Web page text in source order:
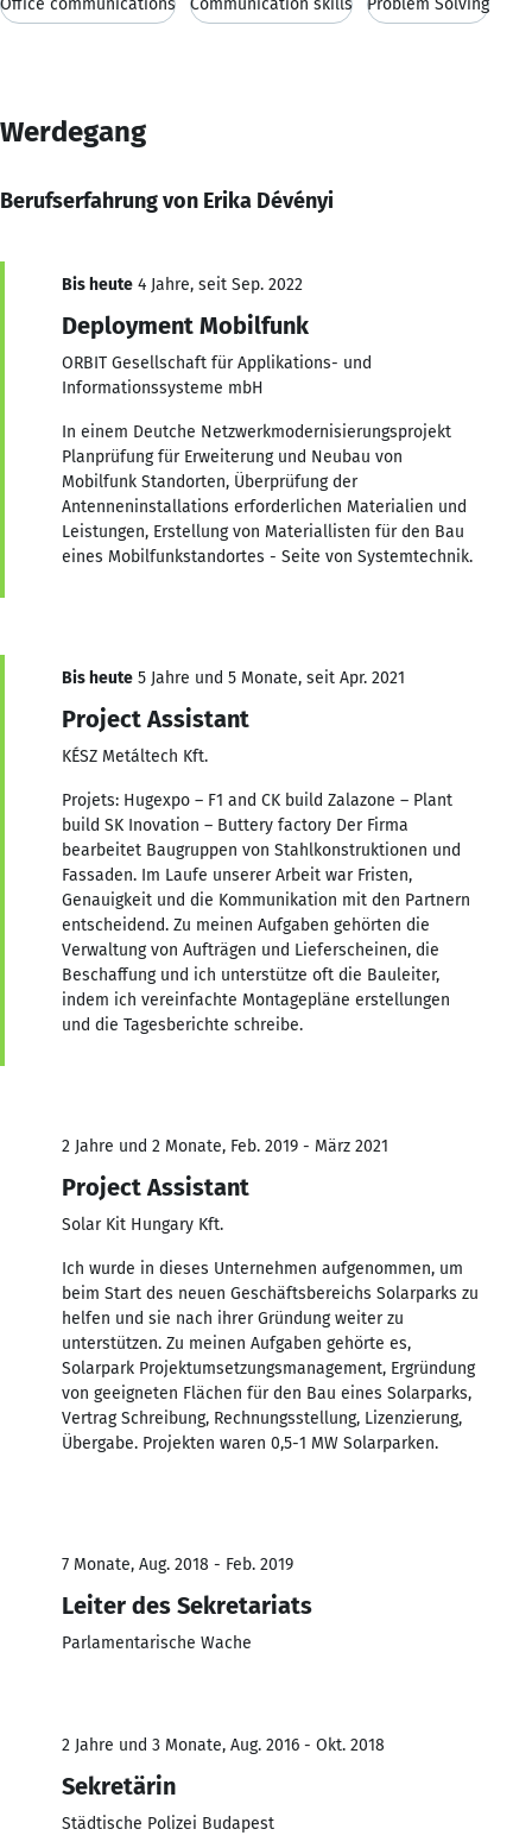
Werdegang
Berufserfahrung von Erika Dévényi
Bis heute 4 Jahre, seit Sep. 2022
Deployment Mobilfunk
ORBIT Gesellschaft für Applikations- und
Informationssysteme mbH
In einem Deutche Netzwerkmodernisierungsprojekt
Planprüfung für Erweiterung und Neubau von
Mobilfunk Standorten​, Überprüfung der
Antenneninstallations erforderlichen Materialien und
Leistungen, Erstellung von Materiallisten für den Bau
eines Mobilfunkstandortes - Seite von Systemtechnik.
Bis heute 5 Jahre und 5 Monate, seit Apr. 2021
Project Assistant
KÉSZ Metáltech Kft.
Projets: Hugexpo – F1 and CK build Zalazone – Plant
build SK Inovation – Buttery factory Der Firma
bearbeitet Baugruppen von Stahlkonstruktionen und
Fassaden. Im Laufe unserer Arbeit war Fristen,
Genauigkeit und die Kommunikation mit den Partnern
entscheidend. Zu meinen Aufgaben gehörten die
Verwaltung von Aufträgen und Lieferscheinen, die
Beschaffung und ich unterstütze oft die Bauleiter,
indem ich vereinfachte Montagepläne erstellungen
und die Tagesberichte schreibe.
2 Jahre und 2 Monate, Feb. 2019 - März 2021
Project Assistant
Solar Kit Hungary Kft.
Ich wurde in dieses Unternehmen aufgenommen, um
beim Start des neuen Geschäftsbereichs Solarparks zu
helfen und sie nach ihrer Gründung weiter zu
unterstützen. Zu meinen Aufgaben gehörte es,
Solarpark Projektumsetzungsmanagement, Ergründung
von geeigneten Flächen für den Bau eines Solarparks,
Vertrag Schreibung, Rechnungsstellung, Lizenzierung,
Übergabe. Projekten waren 0,5-1 MW Solarparken​.
7 Monate, Aug. 2018 - Feb. 2019
Leiter des Sekretariats
Parlamentarische Wache
2 Jahre und 3 Monate, Aug. 2016 - Okt. 2018
Sekretärin
Städtische Polizei Budapest